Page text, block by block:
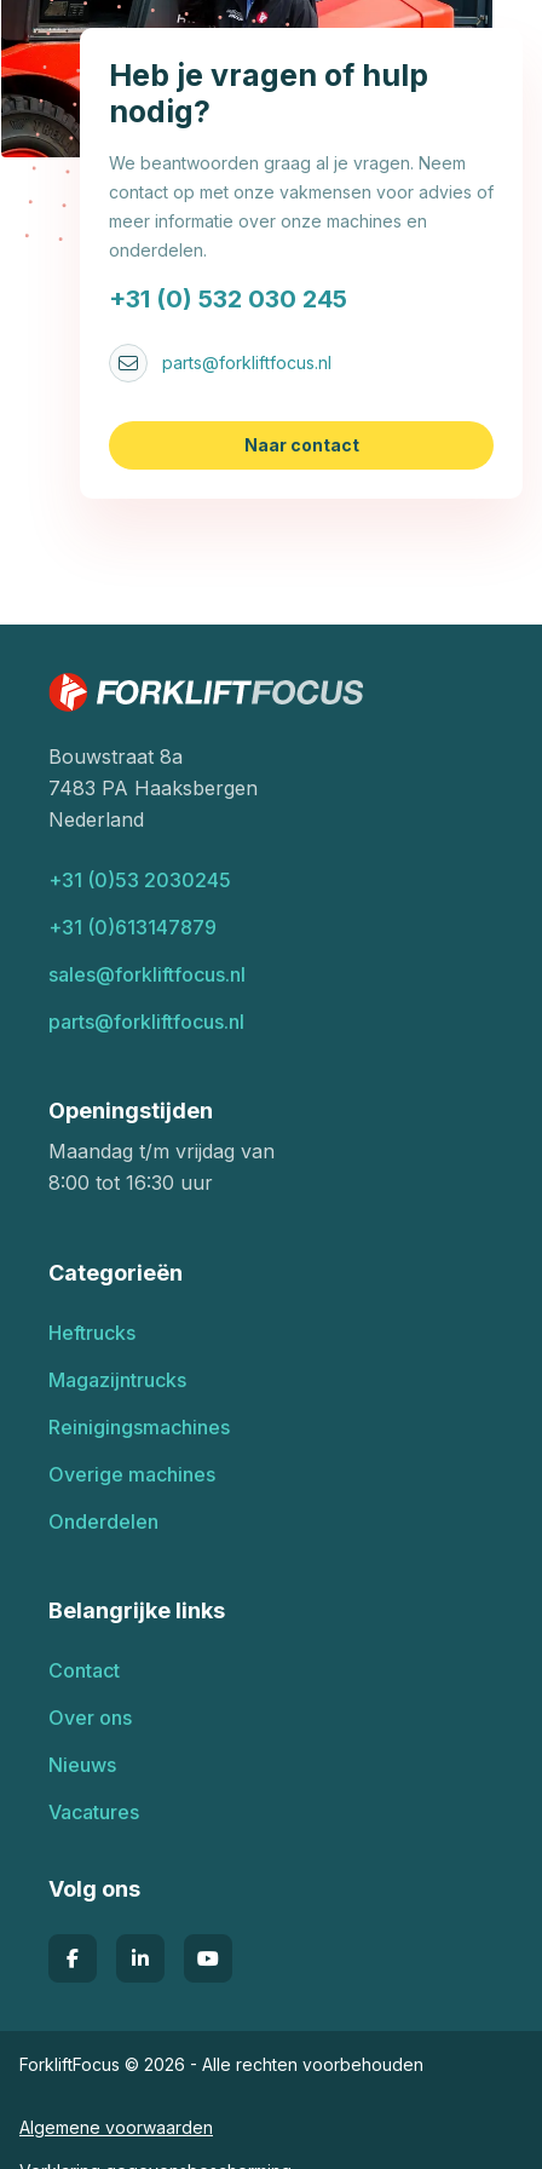
Heb je vragen of hulp
nodig?
We beantwoorden graag al je vragen. Neem
contact op met onze vakmensen voor advies of
meer informatie over onze machines en
onderdelen.
+31 (0) 532 030 245
parts@forkliftfocus.nl
Naar contact
Bouwstraat 8a
7483 PA Haaksbergen
Nederland
+31 (0)53 2030245
+31 (0)613147879
sales@forkliftfocus.nl
parts@forkliftfocus.nl
Openingstijden
Maandag t/m vrijdag van
8:00 tot 16:30 uur
Categorieën
Heftrucks
Magazijntrucks
Reinigingsmachines
Overige machines
Onderdelen
Belangrijke links
Contact
Over ons
Nieuws
Vacatures
Volg ons
ForkliftFocus © 2026 - Alle rechten voorbehouden
Algemene voorwaarden